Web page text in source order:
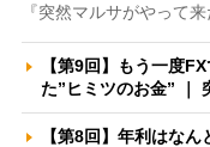
『突然マルサがやって
【第9回】もう一度
た”ヒミツのお金” ｜
【第8回】年利はな